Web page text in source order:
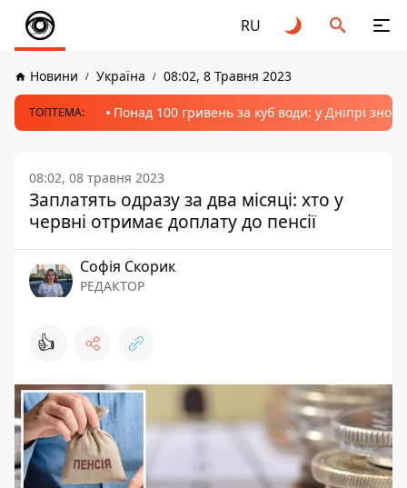
RU
Новини Україна 08:02, 8 Травня 2023
ТОПТЕМА: Понад 100 гривень за куб води: у Дніпрі
08:02, 08 травня 2023
Заплатять одразу за два місяці: хто у
червні отримає доплату до пенсії
Софія Скорик
РЕДАКТОР
👍